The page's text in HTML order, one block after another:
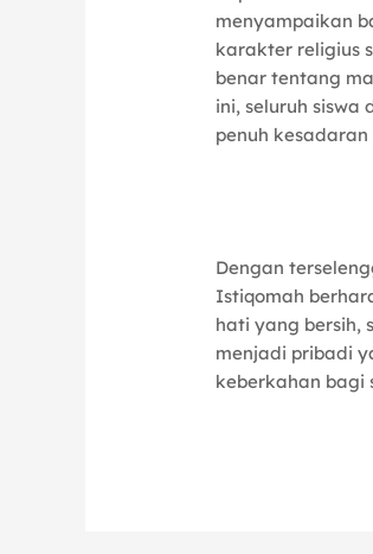
menyampaikan
karakter religius
benar tentang
ini, seluruh
penuh
Dengan
Istiqomah
hati yang bersih,
menjadi pribadi
keberkahan bagi